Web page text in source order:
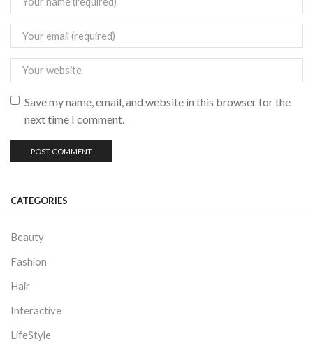
Save my name, email, and website in this browser for the
next time I comment.
CATEGORIES
Beauty
Fashion
Hair
Interactive
LifeStyle